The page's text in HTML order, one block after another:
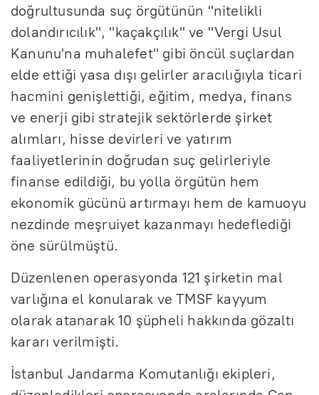
doğrultusunda suç örgütünün "nitelikli
dolandırıcılık", "kaçakçılık" ve "Vergi Usul
Kanunu'na muhalefet" gibi öncül suçlardan
elde ettiği yasa dışı gelirler aracılığıyla ticari
hacmini genişlettiği, eğitim, medya, finans
ve enerji gibi stratejik sektörlerde şirket
alımları, hisse devirleri ve yatırım
faaliyetlerinin doğrudan suç gelirleriyle
finanse edildiği, bu yolla örgütün hem
ekonomik gücünü artırmayı hem de kamuoyu
nezdinde meşruiyet kazanmayı hedeflediği
öne sürülmüştü.
Düzenlenen operasyonda 121 şirketin mal
varlığına el konularak ve TMSF kayyum
olarak atanarak 10 şüpheli hakkında gözaltı
kararı verilmişti.
İstanbul Jandarma Komutanlığı ekipleri,